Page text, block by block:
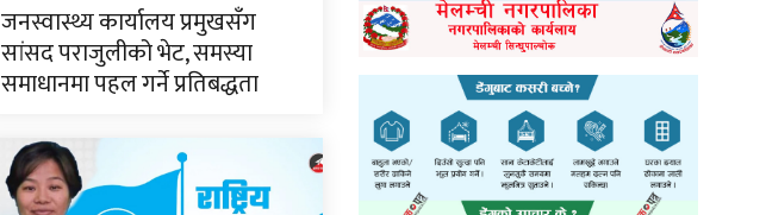
जनस्वास्थ्य कार्यालय प्रमुखसँग
सांसद पराजुलीको भेट, समस्या
समाधानमा पहल गर्ने प्रतिबद्धता